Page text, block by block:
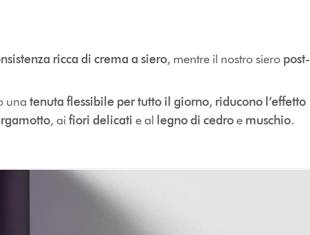
ricca di crema a siero, mentre il nostro siero post-
una tenuta flessibile per tutto il giorno, riducono l’effetto
, ai fiori delicati e al legno di cedroe muschio.